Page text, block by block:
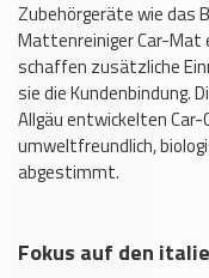
Zubehörgeräte wie das
Mattenreiniger Car-Mat
schaffen zusätzliche
sie die Kundenbindung.
Allgäu entwickelten
umweltfreundlich,
abgestimmt.
Fokus auf den